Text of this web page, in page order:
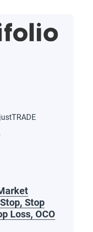
Stop
Loss, OCO